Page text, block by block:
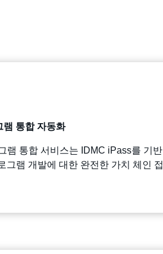
램 통합 자동화
램 통합 서비스는 IDMC iPass를 기반
그램 개발에 대한 완전한 가치 체인 접